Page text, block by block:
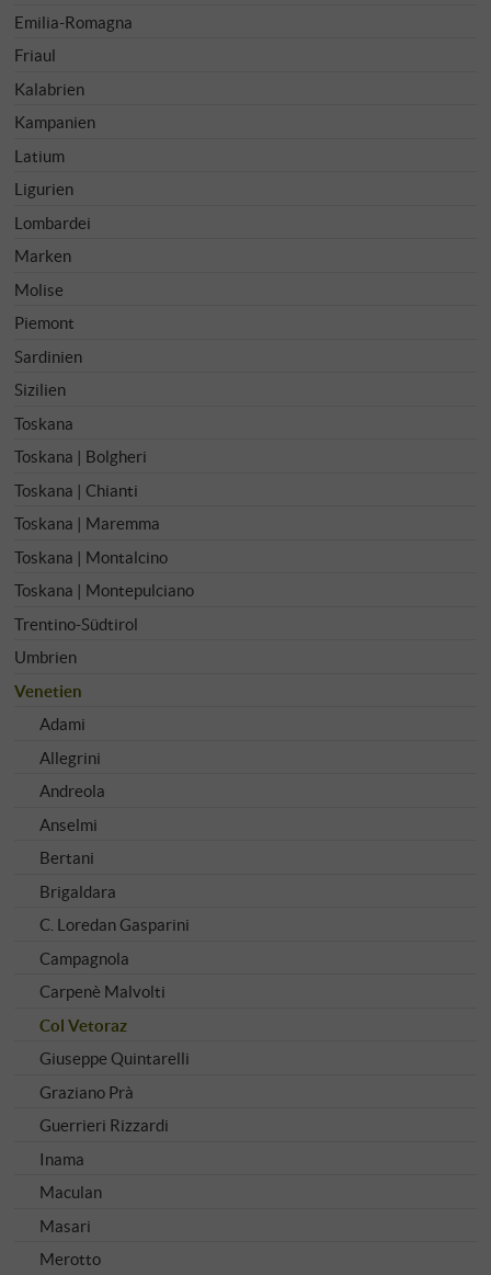
Emilia-Romagna
Friaul
Kalabrien
Kampanien
Latium
Ligurien
Lombardei
Marken
Molise
Piemont
Sardinien
Sizilien
Toskana
Toskana | Bolgheri
Toskana | Chianti
Toskana | Maremma
Toskana | Montalcino
Toskana | Montepulciano
Trentino-Südtirol
Umbrien
Venetien
Adami
Allegrini
Andreola
Anselmi
Bertani
Brigaldara
C. Loredan Gasparini
Campagnola
Carpenè Malvolti
Col Vetoraz
Giuseppe Quintarelli
Graziano Prà
Guerrieri Rizzardi
Inama
Maculan
Masari
Merotto